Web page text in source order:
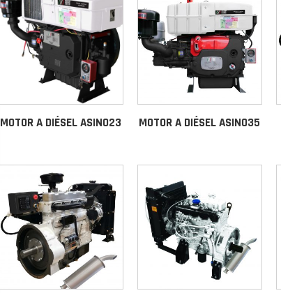
MOTOR A DIÉSEL ASINO23 MOTOR A DIÉSEL ASINO35